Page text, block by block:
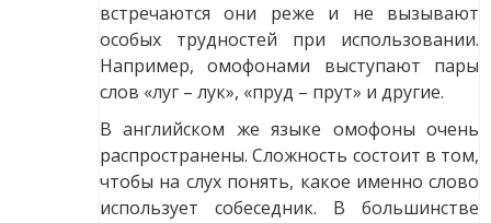
встречаются они реже и не вызывают
особых трудностей при использовании.
Например, омофонами выступают пары
слов «луг – лук», «пруд – прут» и другие.
В английском же языке омофоны очень
распространены. Сложность состоит в том,
чтобы на слух понять, какое именно слово
использует собеседник. В большинстве